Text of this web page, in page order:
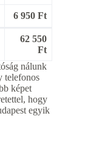
6 950 Ft
62 550
Ft
nálunk
telefonos
képet
hogy
egyik